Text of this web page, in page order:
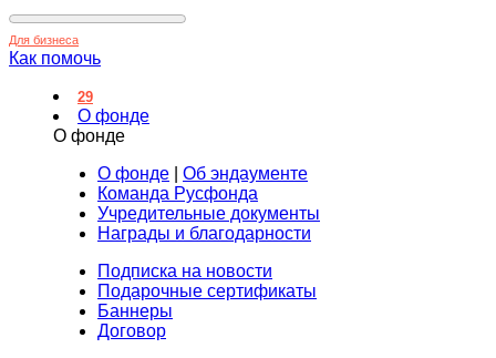
Для бизнеса
Как помочь
29
О фонде
О фонде
О фонде
Об эндаументе
Команда Русфонда
Учредительные документы
Награды и благодарности
Подписка на новости
Подарочные сертификаты
Баннеры
Договор